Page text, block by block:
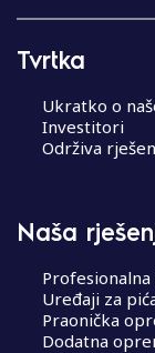
Tvrtka
Ukratko o
Investitori
Održiva
Naša
Uređaji za
Praonička
Dodatna